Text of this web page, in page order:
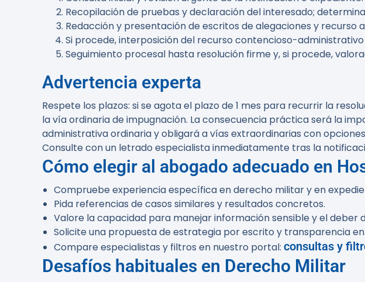
Recopilación de pruebas y declaración del interesado;
Redacción y presentación de escritos de alegaciones y recurso
Si procede, interposición del recurso contencioso-
Seguimiento procesal hasta resolución firme y, si procede,
Advertencia experta
Respete los plazos: si se agota el plazo de 1 mes para recurrir la
la vía ordinaria de impugnación. La consecuencia práctica será la
administrativa ordinaria y obligará a vías extraordinarias con
Consulte con un letrado especialista inmediatamente tras la
Cómo elegir al abogado adecuado en
Compruebe experiencia específica en derecho militar y en
Pida referencias de casos similares y resultados concretos.
Valore la capacidad para manejar información sensible y el deber
Solicite una propuesta de estrategia por escrito y transparencia
Compare especialistas y filtros en nuestro portal: consultas y
Desafíos habituales en Derecho Militar